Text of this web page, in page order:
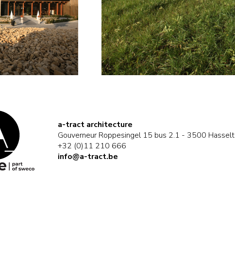
a-tract architecture
Gouverneur Roppesingel 15 bus 2.1 - 3500 Hasselt
+32 (0)11 210 666
info@a-tract.be